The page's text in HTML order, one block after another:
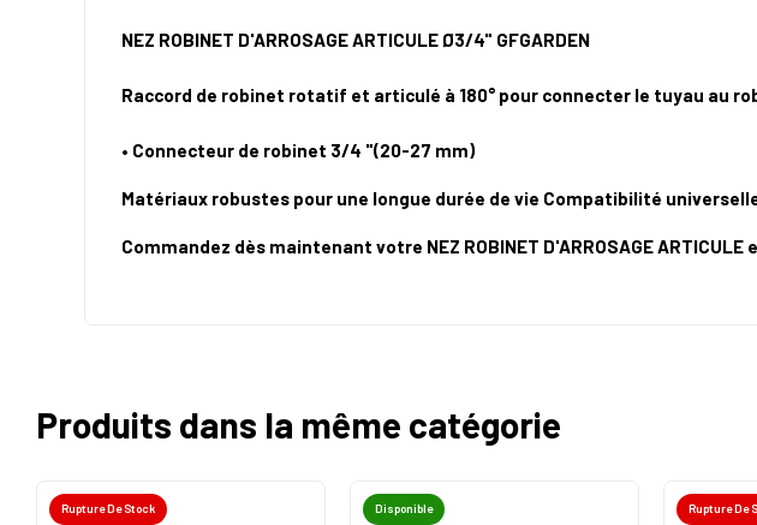
NEZ ROBINET D'ARROSAGE ARTICULE Ø3/4" GFGARDEN
Raccord de robinet rotatif et articulé à 180° pour connecter le tuyau au
• Connecteur de robinet 3/4 "(20-27 mm)
Matériaux robustes pour une longue durée de vie Compatibilité
Commandez dès maintenant votre NEZ ROBINET D'ARROSAGE
Produits dans la même catégorie
Rupture De Stock Disponible Rupture De